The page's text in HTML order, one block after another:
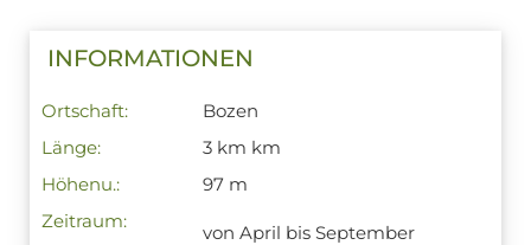
INFORMATIONEN
Ortschaft:
Bozen
Länge:
3 km km
Höhenu.:
97 m
Zeitraum:
von April bis September